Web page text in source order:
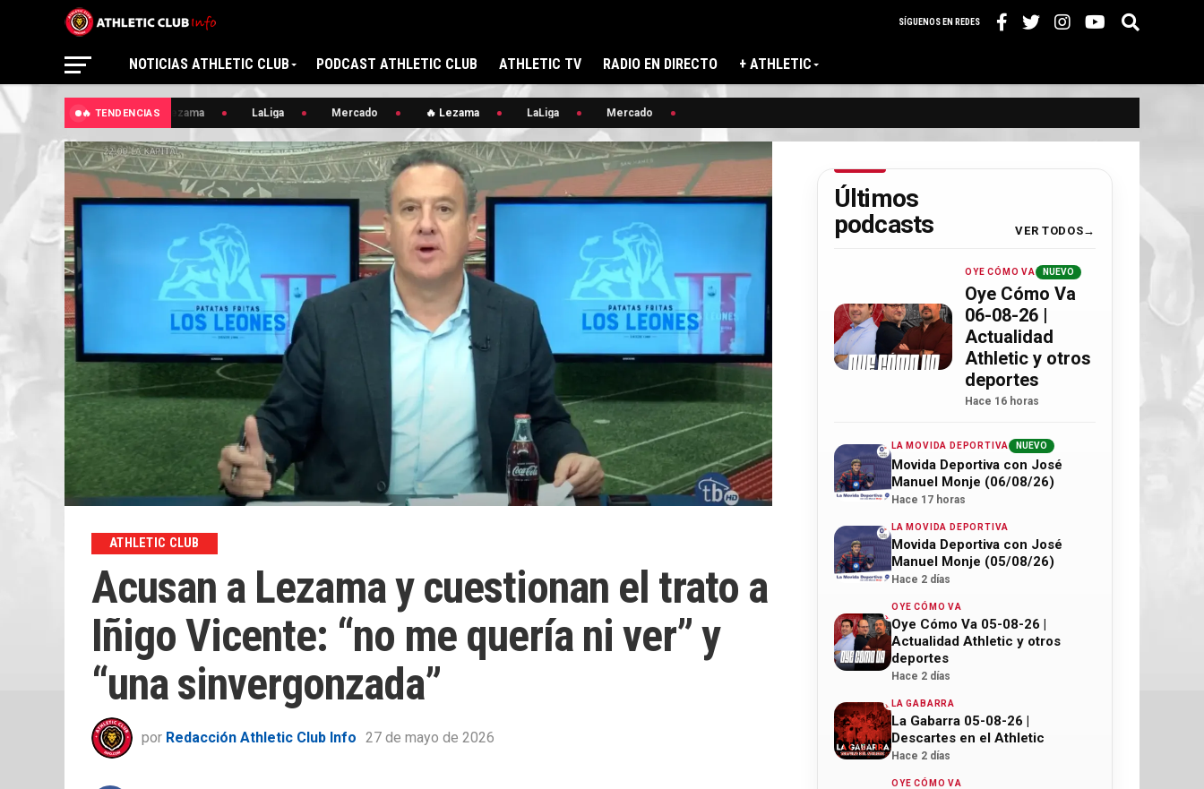
SÍGUENOS EN REDES
NOTICIAS ATHLETIC CLUB PODCAST ATHLETIC CLUB ATHLETIC TV RADIO EN DIRECTO + ATHLETIC
🔥 TENDENCIAS🔥 Lezama LaLiga Mercado 🔥 Lezama LaLiga Mercado
ATHLETIC CLUB
Acusan a Lezama y cuestionan el trato a
Iñigo Vicente: “no me quería ni ver” y
“una sinvergonzada”
por Redacción Athletic Club Info 27 de mayo de 2026
Últimos
podcasts
VER TODOS
OYE CÓMO VA NUEVO
Oye Cómo Va
06-08-26 |
Actualidad
Athletic y otros
deportes
Hace 16 horas
LA MOVIDA DEPORTIVA NUEVO
Movida Deportiva con José
Manuel Monje (06/08/26)
Hace 17 horas
LA MOVIDA DEPORTIVA
Movida Deportiva con José
Manuel Monje (05/08/26)
Hace 2 días
OYE CÓMO VA
Oye Cómo Va 05-08-26 |
Actualidad Athletic y otros
deportes
Hace 2 días
LA GABARRA
La Gabarra 05-08-26 |
Descartes en el Athletic
Hace 2 días
OYE CÓMO VA